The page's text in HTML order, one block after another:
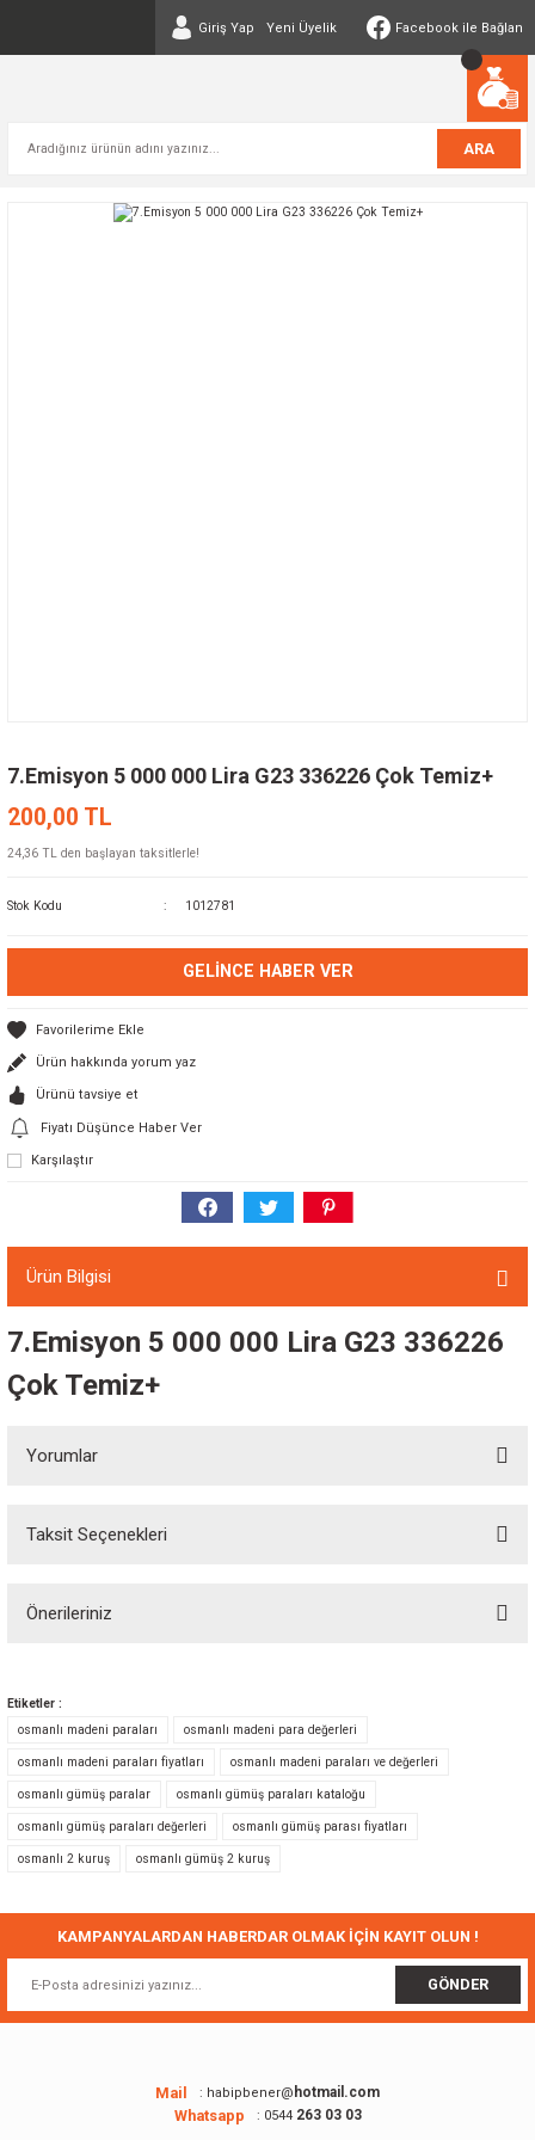
Giriş Yap Yeni Üyelik Facebook ile Bağlan
ARA
7.Emisyon 5 000 000 Lira G23 336226 Çok Temiz+
200,00 TL
24,36 TL den başlayan taksitlerle!
Stok Kodu 1012781
GELINCE HABER VER
Ürün hakkında yorum yaz
Ürünü tavsiye et
Fiyatı Düşünce Haber Ver
Karşılaştır
Ürün Bilgisi
7.Emisyon 5 000 000 Lira G23 336226
Çok Temiz+
Yorumlar
Taksit Seçenekleri
Önerileriniz
Görüş ve önerileriniz için teşekkür ederiz.
Ürün resmi kalitesiz, bozuk veya görüntülenemiyor.
Ürün açıklamasında eksik bilgiler bulunuyor.
Ürün bilgilerinde hatalar bulunuyor.
Bu ürüne benzer farklı alternatifler olmalı.
Gönder
Etiketler :
osmanlı madeni paraları
osmanlı madeni para değerleri
osmanlı madeni paraları fiyatları osmanlı madeni paraları ve değerleri
osmanlı gümüş paralar osmanlı gümüş paraları kataloğu
osmanlı gümüş paraları değerleri osmanlı gümüş parası fiyatları
osmanlı 2 kuruş osmanlı gümüş 2 kuruş
KAMPANYALARDAN HABERDAR OLMAK İÇİN KAYIT OLUN !
GÖNDER
Mail : habipbener@ hotmail.com
Whatsapp : 0544263 03 03